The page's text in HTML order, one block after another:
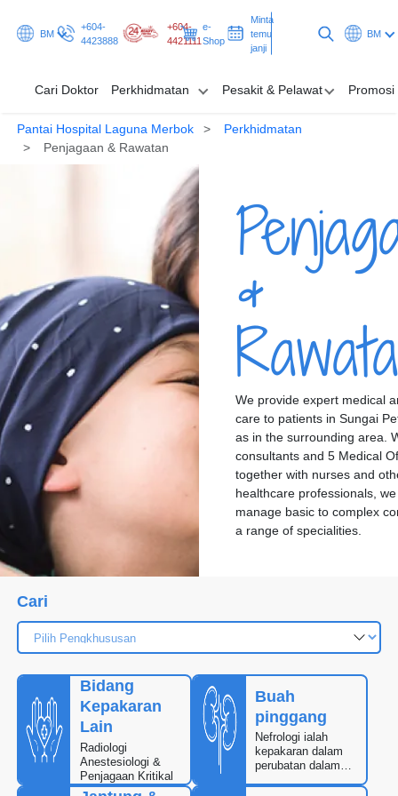
BM
+604-
4423888
+604-
4421111
e-
Shop
Minta
temu
janji
BM
Cari Doktor Perkhidmatan Pesakit & Pelawat
Cari Doktor
Promosi & Rancangan
Hab & Kesihatan
Minta temu janji
Pantai Hospital Laguna Merbok
Perkhidmatan
Penjagaan & Rawatan
&
We provide expert medical
care to patients in Sungai
as in the surrounding area.
consultants and 5 Medical
together with nurses and
healthcare professionals,
manage basic to complex
a range of specialities.
Cari
Bidang
Kepakaran
Lain
Radiologi
Anestesiologi &
Penjagaan Kritikal
Buah
pinggang
Nefrologi ialah
kepakaran dalam
perubatan dalaman